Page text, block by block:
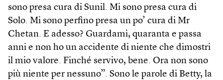
sono presa cura di Sunil. Mi sono presa cura di
Solo. Mi sono perfino presa un po’ cura di Mr
Chetan. E adesso? Guardami, quaranta e passa
anni e non ho un accidente di niente che dimostri
il mio valore. Finché servivo, bene. Ora non sono
più niente per nessuno”. Sono le parole di Betty, la